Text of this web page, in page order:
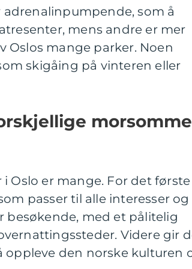
som å
mens andre er mer
Oslos mange parker. Noen
skigåing på vinteren eller
morsomme
Oslo er mange. For det første
passer til alle interesser og
besøkende, med et pålitelig
Videre gir
den norske kulturen